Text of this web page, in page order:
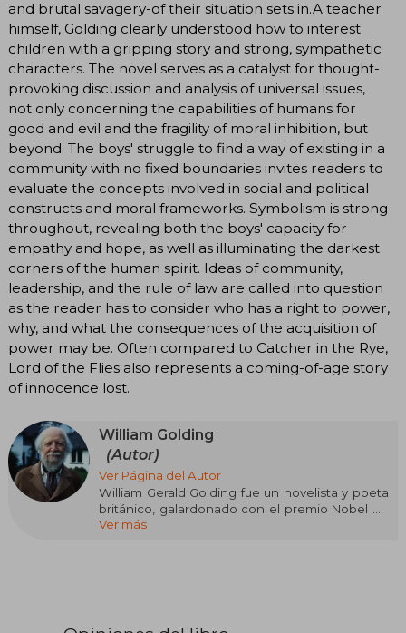
and brutal savagery-of their situation sets in.A teacher
himself, Golding clearly understood how to interest
children with a gripping story and strong, sympathetic
characters. The novel serves as a catalyst for thought-
provoking discussion and analysis of universal issues,
not only concerning the capabilities of humans for
good and evil and the fragility of moral inhibition, but
beyond. The boys' struggle to find a way of existing in a
community with no fixed boundaries invites readers to
evaluate the concepts involved in social and political
constructs and moral frameworks. Symbolism is strong
throughout, revealing both the boys' capacity for
empathy and hope, as well as illuminating the darkest
corners of the human spirit. Ideas of community,
leadership, and the rule of law are called into question
as the reader has to consider who has a right to power,
why, and what the consequences of the acquisition of
power may be. Often compared to Catcher in the Rye,
Lord of the Flies also represents a coming-of-age story
of innocence lost.
William Golding
(Autor)
Ver Página del Autor
William Gerald Golding fue un novelista y poeta
británico, galardonado con el premio Nobel de
literatura en 1983, conocido especialmente por
Ver más